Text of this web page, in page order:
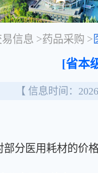
易信息 >药品采购 >
[省本
【 信息时间：
医用耗材的价